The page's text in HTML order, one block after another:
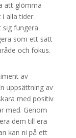
att glömma
alla tider.
fungera
som ett sätt
och fokus.
av
uppsättning av
med positiv
med. Genom
dem till era
kan ni på ett